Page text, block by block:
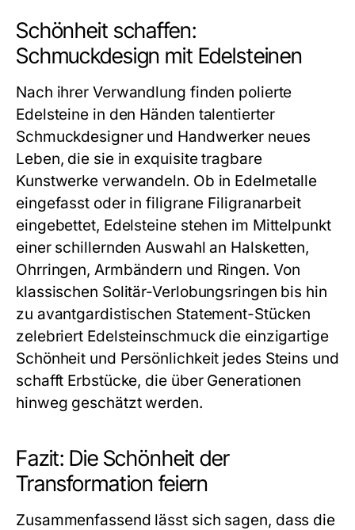
Schönheit schaffen:
Schmuckdesign mit Edelsteinen
Nach ihrer Verwandlung finden polierte
Edelsteine in den Händen talentierter
Schmuckdesigner und Handwerker neues
Leben, die sie in exquisite tragbare
Kunstwerke verwandeln. Ob in Edelmetalle
eingefasst oder in filigrane Filigranarbeit
eingebettet, Edelsteine stehen im Mittelpunkt
einer schillernden Auswahl an Halsketten,
Ohrringen, Armbändern und Ringen. Von
klassischen Solitär-Verlobungsringen bis hin
zu avantgardistischen Statement-Stücken
zelebriert Edelsteinschmuck die einzigartige
Schönheit und Persönlichkeit jedes Steins und
schafft Erbstücke, die über Generationen
hinweg geschätzt werden.
Fazit: Die Schönheit der
Transformation feiern
Zusammenfassend lässt sich sagen, dass die